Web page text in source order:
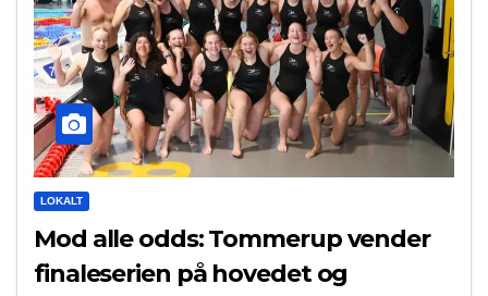
LOKALT
Mod alle odds: Tommerup vender
finaleserien på hovedet og